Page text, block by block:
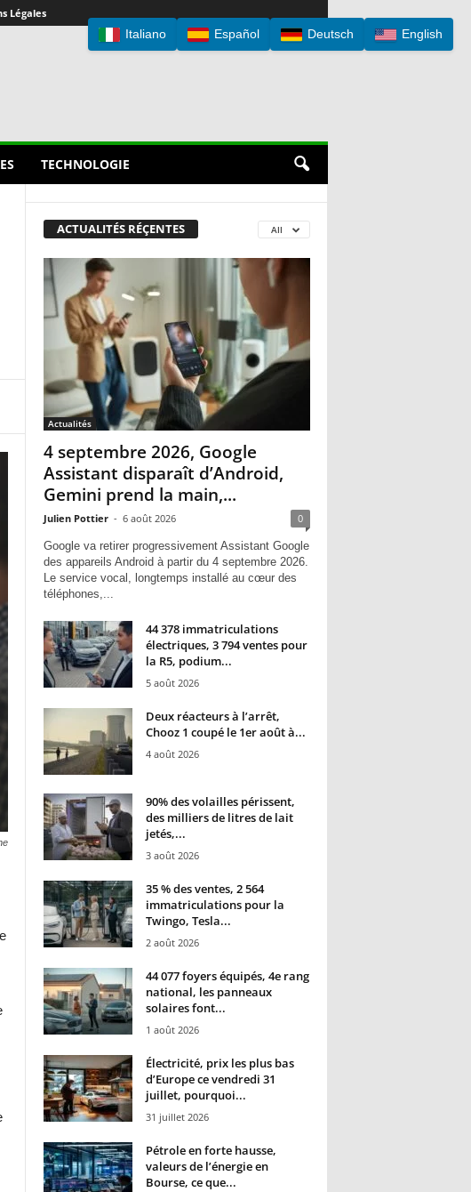
Légales
TECHNOLOGIE
ACTUALITÉS RÉÇENTES All
Actualités
4 septembre 2026, Google
Assistant disparaît d’Android,
Gemini prend la main,...
Julien Pottier - 6 août 2026 0
Google va retirer progressivement Assistant Google
des appareils Android à partir du 4 septembre 2026.
Le service vocal, longtemps installé au cœur des
téléphones,...
44 378 immatriculations
électriques, 3 794 ventes pour
la R5, podium...
5 août 2026
Deux réacteurs à l’arrêt,
Chooz 1 coupé le 1er août à...
4 août 2026
90% des volailles périssent,
des milliers de litres de lait
jetés,...
3 août 2026
35 % des ventes, 2 564
immatriculations pour la
Twingo, Tesla...
2 août 2026
44 077 foyers équipés, 4e rang
national, les panneaux
solaires font...
1 août 2026
Électricité, prix les plus bas
d’Europe ce vendredi 31
juillet, pourquoi...
31 juillet 2026
Pétrole en forte hausse,
valeurs de l’énergie en
Bourse, ce que...
Italiano Español Deutsch English